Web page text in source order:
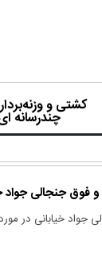
کشتی و
چندرسانه
جنجالی جواد
خیابانی در مورد